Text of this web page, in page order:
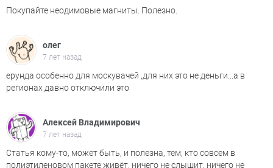
Покупайте неодимовые магниты. Полезно.
олег
7 лет назад
ерунда особенно для москувачей ,для них это не деньги...а в
регионах давно отключили это
Алексей Владимирович
7 лет назад
Статья кому-то, может быть, и полезна, тем, кто совсем в
полиэтиленовом пакете живёт, ничего не слышит, ничего не